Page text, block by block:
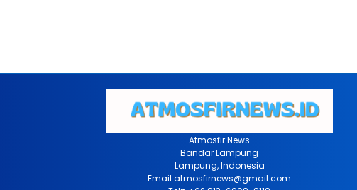
Atmosfir News
Bandar Lampung
Lampung, Indonesia
Email atmosfirnews@gmail.com